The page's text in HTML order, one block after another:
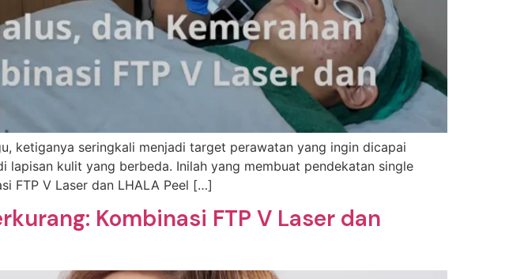
ketiganya seringkali menjadi target perawatan yang ingin dicapai
kulit yang berbeda. Inilah yang membuat pendekatan single
FTP V Laser dan LHALA Peel […]
Kombinasi FTP V Laser dan